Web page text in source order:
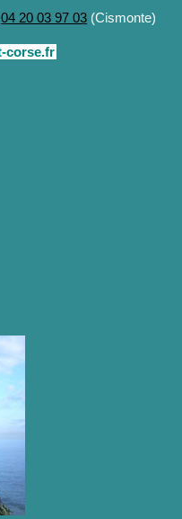
04 20 03 97 03 (Cismonte)
corse.fr